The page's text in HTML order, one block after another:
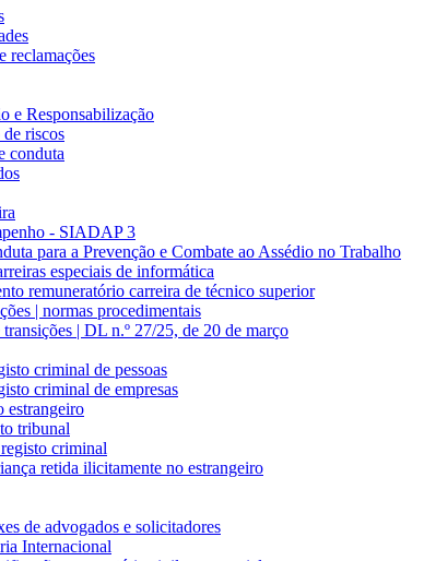
reclamações
e Responsabilização
riscos
conduta
- SIADAP 3
para a Prevenção e Combate ao Assédio no Trabalho
especiais de informática
remuneratório carreira de técnico superior
| normas procedimentais
| DL n.º 27/25, de 20 de março
criminal de pessoas
criminal de empresas
estrangeiro
tribunal
criminal
retida ilicitamente no estrangeiro
de advogados e solicitadores
Internacional